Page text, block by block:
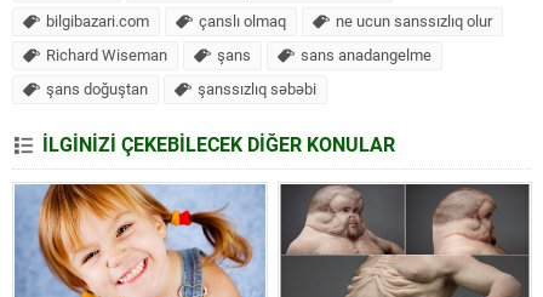
bilgibazari.com
çanslı olmaq
ne ucun sanssızlıq olur
Richard Wiseman
şans
sans anadangelme
şans doğuştan
şanssızlıq səbəbi
İLGİNİZİ ÇEKEBİLECEK DİĞER KONULAR